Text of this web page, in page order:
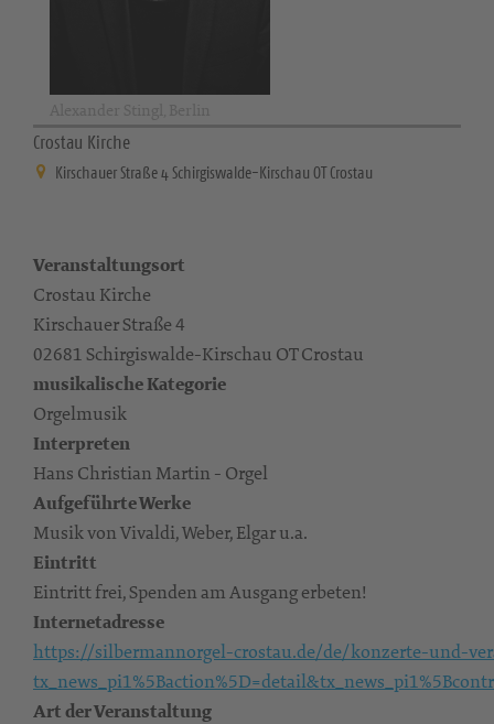
Crostau Kirche
Kirschauer Straße 4 Schirgiswalde-Kirschau OT Crostau
Veranstaltungsort
Crostau Kirche
Kirschauer Straße 4
02681 Schirgiswalde-Kirschau OT Crostau
musikalische Kategorie
Orgelmusik
Interpreten
Hans Christian Martin - Orgel
Aufgeführte Werke
Musik von Vivaldi, Weber, Elgar u.a.
Eintritt
Eintritt frei, Spenden am Ausgang erbeten!
Internetadresse
https://silbermannorgel-crostau.de/de/konzerte-und-
Art der Veranstaltung